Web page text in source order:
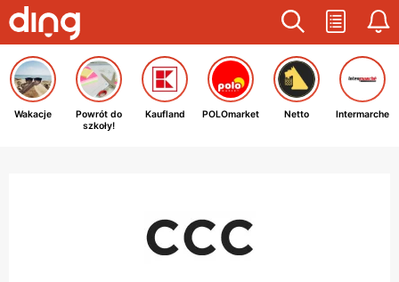
Wakacje
Powrót do
szkoły!
Kaufland POLOmarket Netto Intermarche